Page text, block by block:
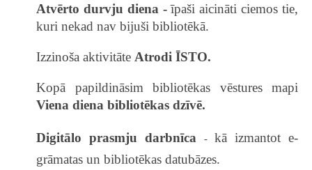
Atvērto durvju diena -īpaši aicināti ciemos tie,
kuri nekad nav bijuši bibliotēkā.
Izzinoša aktivitāte Atrodi ĪSTO.
Kopā papildināsim bibliotēkas vēstures mapi
Viena diena bibliotēkas dzīvē.
Digitālo prasmju darbnīca - kā izmantot e-
grāmatas un bibliotēkas datubāzes.